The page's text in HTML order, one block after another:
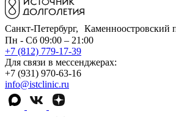
Санкт-Петербург, Каменноостровский
Пн - Сб 09:00 – 21:00
+7 (812) 779-17-39
Для связи в мессенджерах:
+7 (931) 970-63-16
info@istclinic.ru